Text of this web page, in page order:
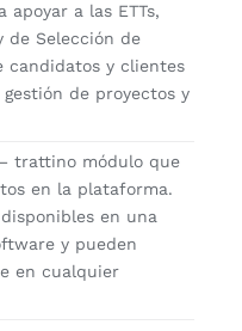
apoyar a las ETTs,
de Selección de
candidatos y clientes
de proyectos y
trattino módulo que
en la plataforma.
en una
y pueden
en cualquier